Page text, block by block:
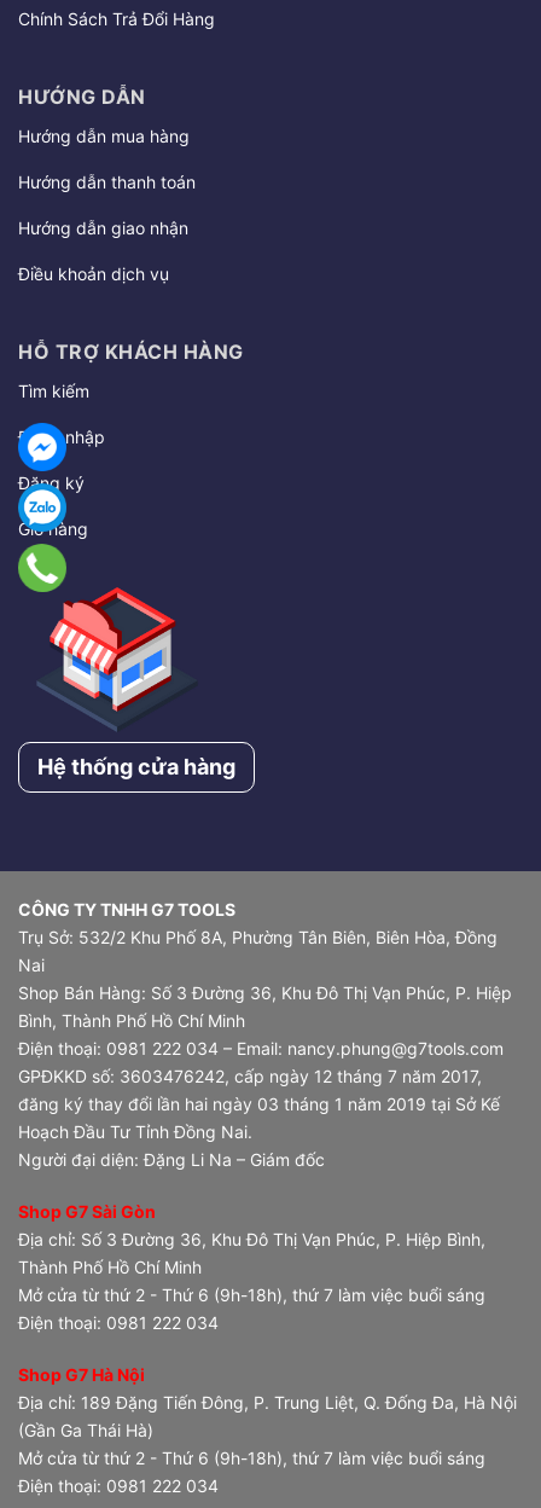
Chính Sách Trả Đổi Hàng
HƯỚNG DẪN
Hướng dẫn mua hàng
Hướng dẫn thanh toán
Hướng dẫn giao nhận
Điều khoản dịch vụ
HỖ TRỢ KHÁCH HÀNG
Tìm kiếm
Đăng nhập
Đăng ký
Giỏ hàng
Hệ thống cửa hàng
CÔNG TY TNHH G7 TOOLS
Trụ Sở: 532/2 Khu Phố 8A, Phường Tân Biên, Biên Hòa, Đồng
Nai
Shop Bán Hàng: Số 3 Đường 36, Khu Đô Thị Vạn Phúc, P. Hiệp
Bình, Thành Phố Hồ Chí Minh
Điện thoại: 0981 222 034 – Email: nancy.phung@g7tools.com
GPĐKKD số: 3603476242, cấp ngày 12 tháng 7 năm 2017,
đăng ký thay đổi lần hai ngày 03 tháng 1 năm 2019 tại Sở Kế
Hoạch Đầu Tư Tỉnh Đồng Nai.
Người đại diện: Đặng Li Na – Giám đốc
Shop G7 Sài Gòn
Địa chỉ: Số 3 Đường 36, Khu Đô Thị Vạn Phúc, P. Hiệp Bình,
Thành Phố Hồ Chí Minh
Mở cửa từ thứ 2 - Thứ 6 (9h-18h), thứ 7 làm việc buổi sáng
Điện thoại: 0981 222 034
Shop G7 Hà Nội
Địa chỉ: 189 Đặng Tiến Đông, P. Trung Liệt, Q. Đống Đa, Hà Nội
(Gần Ga Thái Hà)
Mở cửa từ thứ 2 - Thứ 6 (9h-18h), thứ 7 làm việc buổi sáng
Điện thoại: 0981 222 034